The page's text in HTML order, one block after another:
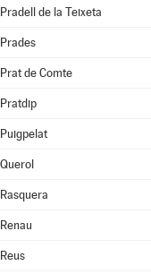
Pradell de la Teixeta
Prades
Prat de Comte
Pratdip
Puigpelat
Querol
Rasquera
Renau
Reus